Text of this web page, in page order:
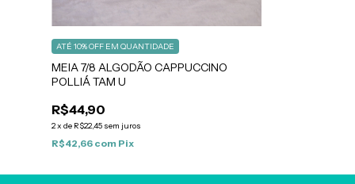
MEIA 7/8 ALGODÃO CAPPUCCINO
POLLIÁ TAM U
R$44,90
2x de R$22,45 sem juros
ATÉ 10% OFF EM QUANTIDADE
R$42,66 com Pix